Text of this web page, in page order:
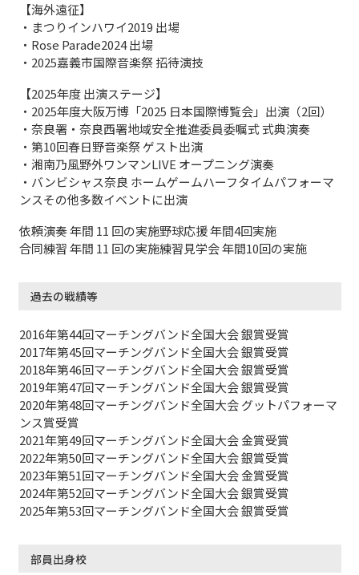
【海外遠征】
・まつりインハワイ2019 出場
・Rose Parade2024 出場
・2025嘉義市国際音楽祭 招待演技
【2025年度 出演ステージ】
・2025年度大阪万博「2025 日本国際博覧会」出演（2回）
・奈良署・奈良西署地域安全推進委員委嘱式 式典演奏
・第10回春日野音楽祭 ゲスト出演
・湘南乃風野外ワンマンLIVE オープニング演奏
・バンビシャス奈良 ホームゲームハーフタイムパフォーマ
ンスその他多数イベントに出演
依頼演奏 年間 11 回の実施野球応援 年間4回実施
合同練習 年間 11 回の実施練習見学会 年間10回の実施
過去の戦績等
2016年第44回マーチングバンド全国大会 銀賞受賞
2017年第45回マーチングバンド全国大会 銀賞受賞
2018年第46回マーチングバンド全国大会 銀賞受賞
2019年第47回マーチングバンド全国大会 銀賞受賞
2020年第48回マーチングバンド全国大会 グットパフォーマ
ンス賞受賞
2021年第49回マーチングバンド全国大会 金賞受賞
2022年第50回マーチングバンド全国大会 銀賞受賞
2023年第51回マーチングバンド全国大会 金賞受賞
2024年第52回マーチングバンド全国大会 銀賞受賞
2025年第53回マーチングバンド全国大会 銀賞受賞
部員出身校